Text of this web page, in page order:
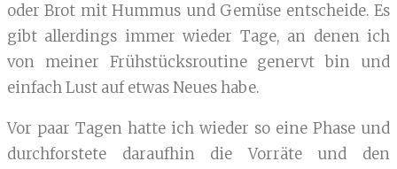
oder Brot mit Hummus und Gemüse entscheide. Es
gibt allerdings immer wieder Tage, an denen ich
von meiner Frühstücksroutine genervt bin und
einfach Lust auf etwas Neues habe.
Vor paar Tagen hatte ich wieder so eine Phase und
durchforstete daraufhin die Vorräte und den